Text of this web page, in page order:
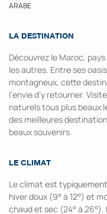
ARABE
LA DESTINATION
Découvrez le Maroc,
les autres. Entre ses
montagneux, cette
l’envie d’y retourner.
naturels tous plus beaux
des meilleures
beaux souvenirs.
LE CLIMAT
Le climat est
hiver doux (9° à 12°) et
chaud et sec (24° à